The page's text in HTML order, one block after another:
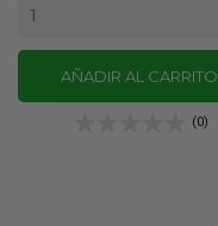
AÑADIR AL CARRITO
(0)